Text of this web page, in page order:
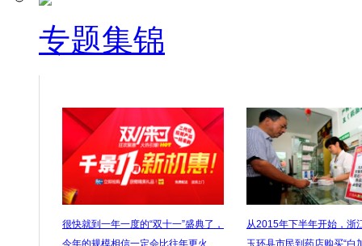
专题集锦
很快就到一年一度的“双十一”盛典了，
今年的规模相信一定会比往年更火
从2015年下半年开始，浙
玉环县市民到药店购买“白